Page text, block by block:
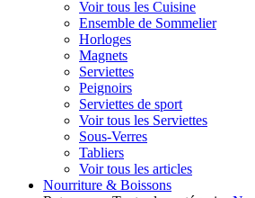
Voir tous les Cuisine
Ensemble de Sommelier
Horloges
Magnets
Serviettes
Peignoirs
Serviettes de sport
Voir tous les Serviettes
Sous-Verres
Tabliers
Voir tous les articles
Nourriture & Boissons